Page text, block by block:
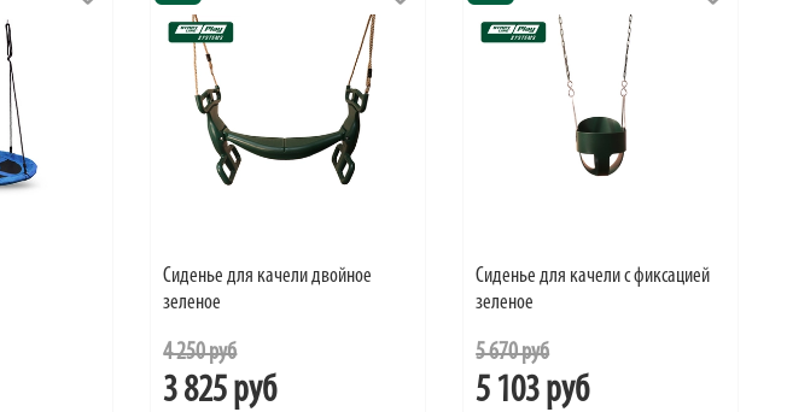
Cиденье для качели двойное
зеленое
4 250 руб
3 825 руб
Cиденье для качели с фиксацией
зеленое
5 670 руб
5 103 руб